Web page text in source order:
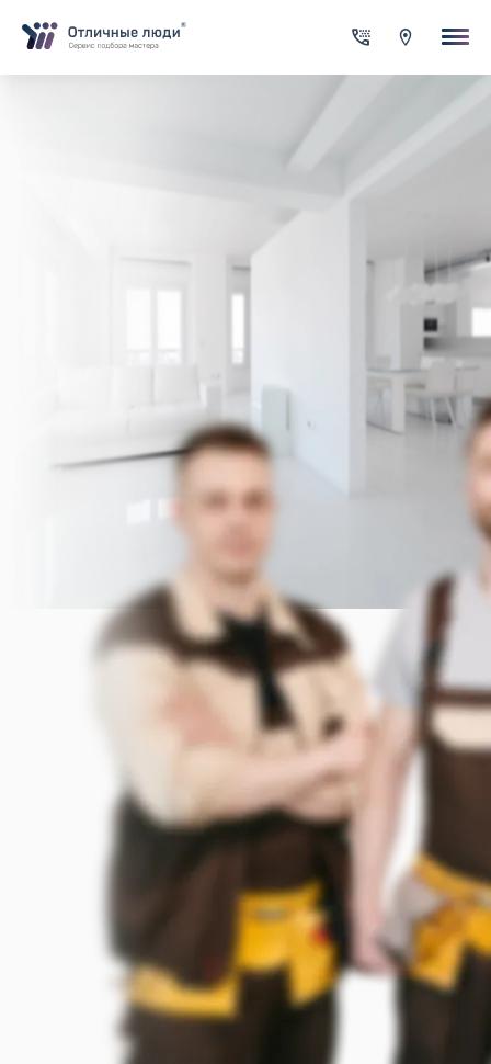
За каждый оформленный заказ вы получаете Cash-back на
счет
Опишите задачу
Прикрепить фото (до 5 шт.)
(Подсказка: фото помогут мастеру
точнее оценить задачу)
Заказать
обработки данных